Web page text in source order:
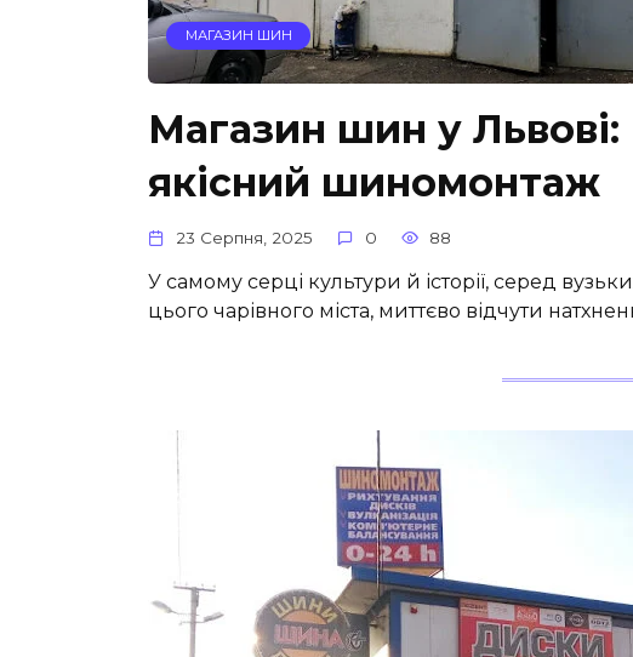
МАГАЗИН ШИН
Магазин шин у
якісний шиномонтаж
23 Серпня, 2025 0 88
У самому серці культури й історії, серед
цього чарівного міста, миттєво відчути